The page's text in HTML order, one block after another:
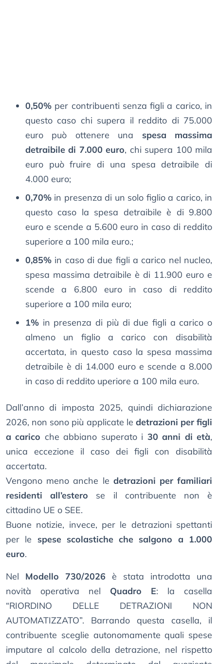
0,50% per contribuenti senza figli a carico, in
questo caso chi supera il reddito di 75.000
euro può ottenere una spesa massima
detraibile di 7.000 euro, chi supera 100 mila
euro può fruire di una spesa detraibile di
4.000 euro;
0,70% in presenza di un solo figlio a carico, in
questo caso la spesa detraibile è di 9.800
euro e scende a 5.600 euro in caso di reddito
superiore a 100 mila euro.;
0,85% in caso di due figli a carico nel nucleo,
spesa massima detraibile è di 11.900 euro e
scende a 6.800 euro in caso di reddito
superiore a 100 mila euro;
1% in presenza di più di due figli a carico o
almeno un figlio a carico con disabilità
accertata, in questo caso la spesa massima
detraibile è di 14.000 euro e scende a 8.000
in caso di reddito uperiore a 100 mila euro.
Dall’anno di imposta 2025, quindi dichiarazione
2026, non sono più applicate le detrazioni per figli
a carico che abbiano superato i 30 anni di età,
unica eccezione il caso dei figli con disabilità
accertata.
Vengono meno anche le detrazioni per familiari
residenti all’estero se il contribuente non è
cittadino UE o SEE.
Buone notizie, invece, per le detrazioni spettanti
per le spese scolastiche che salgono a 1.000
euro.
Nel Modello 730/2026 è stata introdotta una
novità operativa nel Quadro E: la casella
“RIORDINO DELLE DETRAZIONI NON
AUTOMATIZZATO”. Barrando questa casella, il
contribuente sceglie autonomamente quali spese
imputare al calcolo della detrazione, nel rispetto